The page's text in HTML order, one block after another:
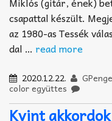
csapattal készült.
az 1980-as Tessék
dal … read more
2020.12.22.
color együttes
Kvint